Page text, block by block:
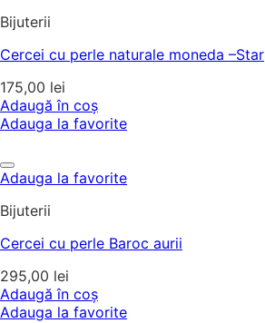
Bijuterii
Cercei cu perle naturale moneda –Star
175,00 lei
Adaugă în coș
Adauga la favorite
Adauga la favorite
Bijuterii
Cercei cu perle Baroc aurii
295,00 lei
Adaugă în coș
Adauga la favorite